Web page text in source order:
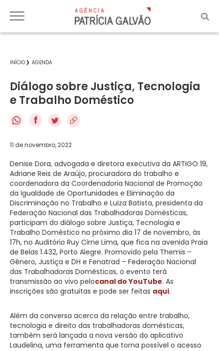
INÍCIO AGENDA
Diálogo sobre Justiça, Tecnologia
e Trabalho Doméstico
f
11 de novembro, 2022
Denise Dora, advogada e diretora executiva da ARTIGO 19,
Adriane Reis de Araújo, procuradora do trabalho e
coordenadora da Coordenadoria Nacional de Promoção
da Igualdade de Oportunidades e Eliminação da
Discriminação no Trabalho e Luiza Batista, presidenta da
Federação Nacional das Trabalhadoras Domésticas,
participam do diálogo sobre Justiça, Tecnologia e
Trabalho Doméstico no próximo dia 17 de novembro, às
17h, no Auditório Ruy Cirne Lima, que fica na avenida Praia
de Belas 1.432, Porto Alegre. Promovido pela Themis –
Gênero, Justiça e DH e Fenatrad – Federação Nacional
das Trabalhadoras Domésticas, o evento terá
transmissão ao vivo pelocanal do YouTube. As
inscrições são gratuitas e pode ser feitas aqui.
Além da conversa acerca da relação entre trabalho,
tecnologia e direito das trabalhadoras domésticas,
também será lançada a nova versão do aplicativo
Laudelina, uma ferramenta que torna possível o acesso